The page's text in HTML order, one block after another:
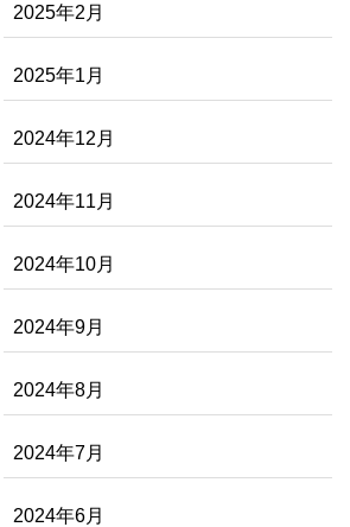
2025年2月
2025年1月
2024年12月
2024年11月
2024年10月
2024年9月
2024年8月
2024年7月
2024年6月